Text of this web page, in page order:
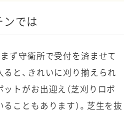
ンでは
ず守衛所で受付を済ませて
と、きれいに刈り揃えられ
トがお出迎え（芝刈りロボ
こともあります）。芝生を抜